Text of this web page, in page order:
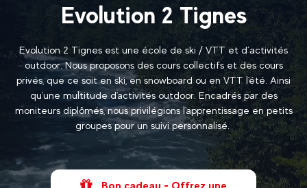
Evolution 2 Tignes
Evolution 2 Tignes est une école de ski / VTT et d’activités
outdoor. Nous proposons des cours collectifs et des cours
privés, que ce soit en ski, en snowboard ou en VTT l'été. Ainsi
qu'une multitude d'activités outdoor. Encadrés par des
moniteurs diplômés, nous privilégions l'apprentissage en petits
groupes pour un suivi personnalisé.